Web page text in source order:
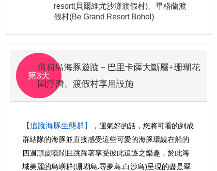
resort(貝爾維尤沙灘渡假村)、畢格蘭渡
假村(Be Grand Resort Bohol)
第3天
薄荷島海豚遊蹤－巴里卡薩大斷層+珊瑚花
園浮潛、渡假村享用設施
【追蹤海豚生態群】
，運氣好的話，您將可看的到成
群結隊的海豚並直接感受這些可愛的海豚環繞在船的
四週頑皮嘻鬧且跳躍著享受彼此追逐之樂趣，於此海
域美麗的島嶼群(珊瑚島.尋夢島.白沙島)呈現的盡是翠